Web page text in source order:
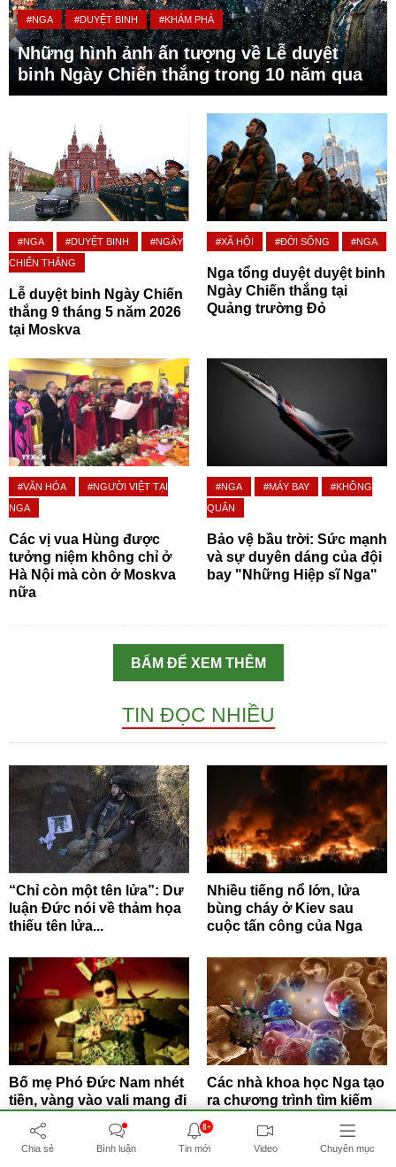
#NGA #DUYỆT BINH #KHÁM PHÁ
Những hình ảnh ấn tượng về Lễ duyệt
binh Ngày Chiến thắng trong 10 năm qua
#NGA #DUYỆT BINH
#NGÀY
CHIẾN THẮNG
Lễ duyệt binh Ngày Chiến
thắng 9 tháng 5 năm 2026
tại Moskva
#XÃ HỘI #ĐỜI SỐNG #NGA
Nga tổng duyệt duyệt binh
Ngày Chiến thắng tại
Quảng trường Đỏ
#VĂN HÓA
#NGƯỜI VIỆT TẠI
NGA
Các vị vua Hùng được
tưởng niệm không chỉ ở
Hà Nội mà còn ở Moskva
nữa
#NGA #MÁY BAY
#KHÔNG
QUÂN
Bảo vệ bầu trời: Sức mạnh
và sự duyên dáng của đội
bay "Những Hiệp sĩ Nga"
BẤM ĐỂ XEM THÊM
TIN ĐỌC NHIỀU
“Chỉ còn một tên lửa”: Dư
luận Đức nói về thảm họa
thiếu tên lửa...
Nhiều tiếng nổ lớn, lửa
bùng cháy ở Kiev sau
cuộc tấn công của Nga
Bố mẹ Phó Đức Nam nhét
tiền, vàng vào vali mang đi
Các nhà khoa học Nga tạo
ra chương trình tìm kiếm
các tế bào liên...
Chia sẻ Bình luận
8+
Tin mới Video Chuyên mục